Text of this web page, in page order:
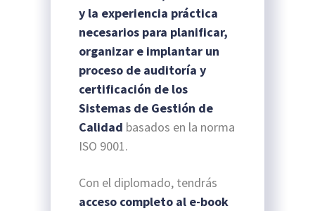
y la experiencia práctica
necesarios para planificar,
organizar e implantar un
proceso de auditoría y
certificación de los
Sistemas de Gestión de
Calidad basados en la norma
ISO 9001.
Con el diplomado, tendrás
acceso completo al e-book